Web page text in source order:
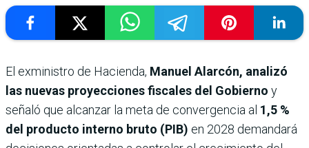
El exministro de Hacienda, Manuel Alarcón, analizó
las nuevas proyecciones fiscales del Gobierno y
señaló que alcanzar la meta de convergencia al 1,5 %
del producto interno bruto (PIB) en 2028 demandará